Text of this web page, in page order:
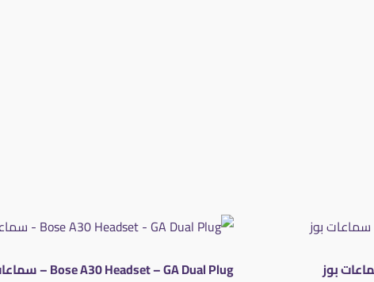
Bose A30 Headset – GA Dual Plug – سماعات بوز A30